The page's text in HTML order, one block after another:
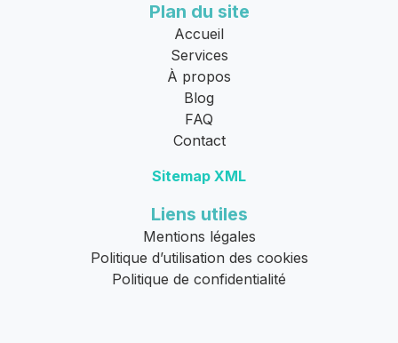
Plan du site
Accueil
Services
À propos
Blog
FAQ
Contact
Sitemap XML
Liens utiles
Mentions légales
Politique d’utilisation des cookies
Politique de confidentialité